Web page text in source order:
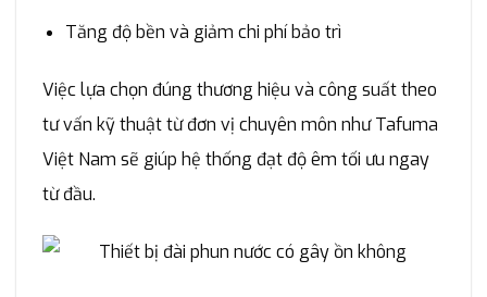
Tăng độ bền và giảm chi phí bảo trì
Việc lựa chọn đúng thương hiệu và công suất theo
tư vấn kỹ thuật từ đơn vị chuyên môn như Tafuma
Việt Nam sẽ giúp hệ thống đạt độ êm tối ưu ngay
từ đầu.